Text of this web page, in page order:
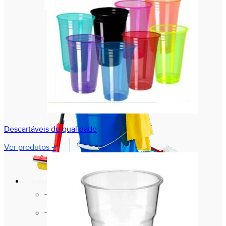
Bandejas de Papelão
Bandejas de Papelão Laminadas
Descartáveis de qualidade
Ver produtos →